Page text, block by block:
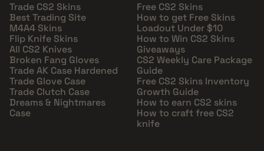
Trade CS2 Skins
Best Trading Site
M4A4 Skins
Flip Knife Skins
All CS2 Knives
Broken Fang Gloves
Trade AK Case Hardened
Trade Glove Case
Trade Clutch Case
Dreams & Nightmares
Case
Free CS2 Skins
How to get Free Skins
Loadout Under $10
How to Win CS2 Skins
Giveaways
CS2 Weekly Care Package
Guide
Free CS2 Skins Inventory
Growth Guide
How to earn CS2 skins
How to craft free CS2
knife